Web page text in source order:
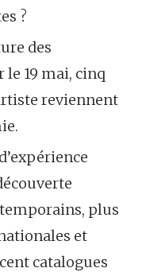
?
des
le 19 mai, cinq
reviennent
plus
et
catalogues